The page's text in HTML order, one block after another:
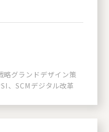
略グランドデザイン策
、SCMデジタル改革